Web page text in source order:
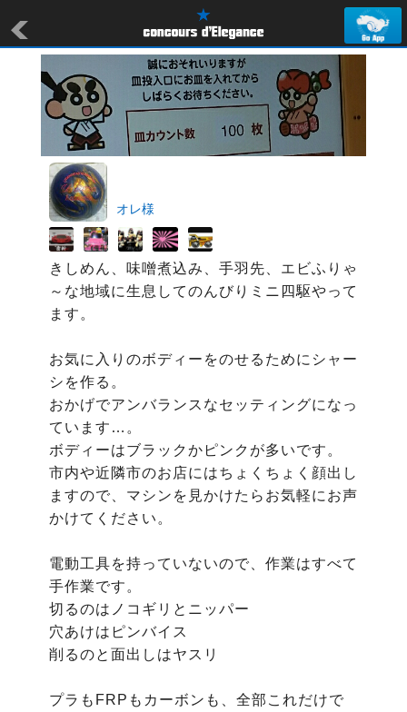
オレ様
きしめん、味噌煮込み、手羽先、エビふりゃ
～な地域に生息してのんびりミニ四駆やって
ます。
お気に入りのボディーをのせるためにシャー
シを作る。
おかげでアンバランスなセッティングになっ
ています…。
ボディーはブラックかピンクが多いです。
市内や近隣市のお店にはちょくちょく顔出し
ますので、マシンを見かけたらお気軽にお声
かけてください。
電動工具を持っていないので、作業はすべて
手作業です。
切るのはノコギリとニッパー
穴あけはピンバイス
削るのと面出しはヤスリ
プラもFRPもカーボンも、全部これだけで